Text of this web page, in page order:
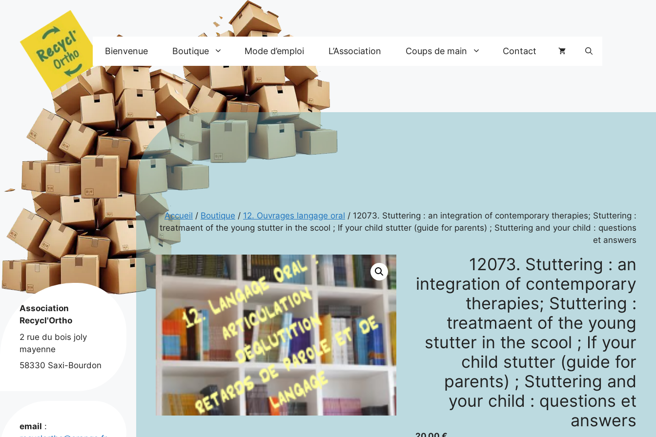
Bienvenue Boutique Mode d’emploi L’Association Coups de main Contact
Accueil / Boutique / 12. Ouvrages langage oral / 12073. Stuttering : an integration of contemporary therapies; Stuttering :
treatmaent of the young stutter in the scool ; If your child stutter (guide for parents) ; Stuttering and your child : questions
et answers
12073. Stuttering : an
integration of contemporary
therapies; Stuttering :
treatmaent of the young
stutter in the scool ; If your
child stutter (guide for
parents) ; Stuttering and
your child : questions et
answers
Association
Recycl'Ortho
2 rue du bois joly
mayenne
58330 Saxi-Bourdon
email :